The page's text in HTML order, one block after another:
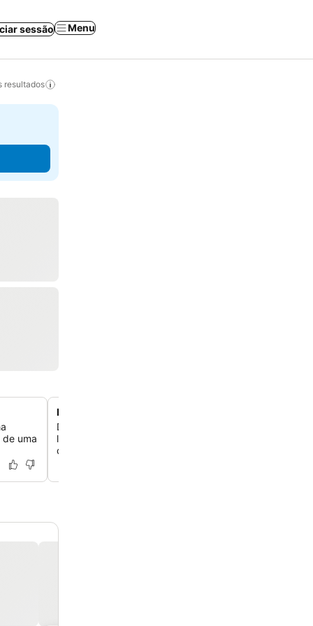
sessão Menu
resultados
uma
Base de compras boutique contemporânea
Desfrute de uma estadia moderna em um edifício
localizado em uma das maiores avenidas comerciais da
cercado por mais de 350 boutiques e lojas.